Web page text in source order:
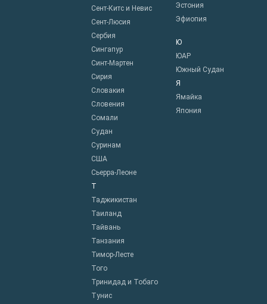
Сент-Китс и Невис
Сент-Люсия
Сербия
Сингапур
Синт-Мартен
Сирия
Словакия
Словения
Сомали
Судан
Суринам
США
Сьерра-Леоне
Т
Таджикистан
Таиланд
Тайвань
Танзания
Тимор-Лесте
Того
Тринидад и Тобаго
Тунис
Эстония
Эфиопия
Ю
ЮАР
Южный Судан
Я
Ямайка
Япония